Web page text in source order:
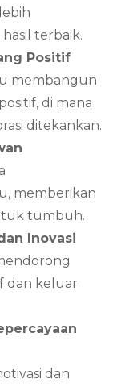
terbaik.
Positif
membangun
di mana
ditekankan.
memberikan
tumbuh.
Inovasi
dan keluar
dan